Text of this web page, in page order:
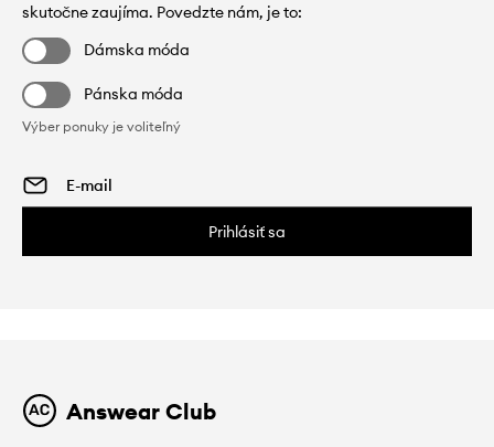
skutočne zaujíma. Povedzte nám, je to:
Dámska móda
Pánska móda
Výber ponuky je voliteľný
Prihlásiť sa
Answear Club